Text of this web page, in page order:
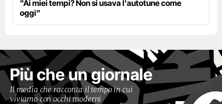
"Ai miei tempi? Non si usava l'autotune come
oggi"
Più che un giornale
Il media che racconta il tempo in cui
viviamo con occhi moderni